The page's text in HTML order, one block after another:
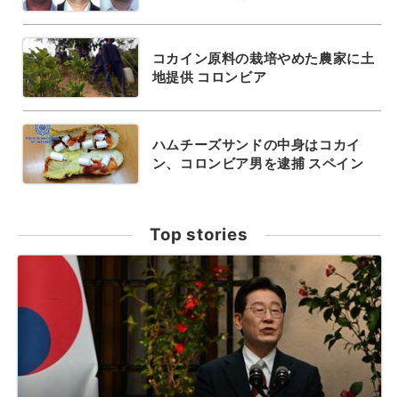
コカイン原料の栽培やめた農家に土
地提供 コロンビア
ハムチーズサンドの中身はコカイ
ン、コロンビア男を逮捕 スペイン
Top stories